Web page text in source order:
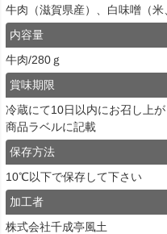
牛肉（滋賀県産）、白味噌（
内容量
牛肉/280ｇ
賞味期限
冷蔵にて10日以内にお召し上が
商品ラベルに記載
保存方法
10℃以下で保存して下さい
加工者
株式会社千成亭風土